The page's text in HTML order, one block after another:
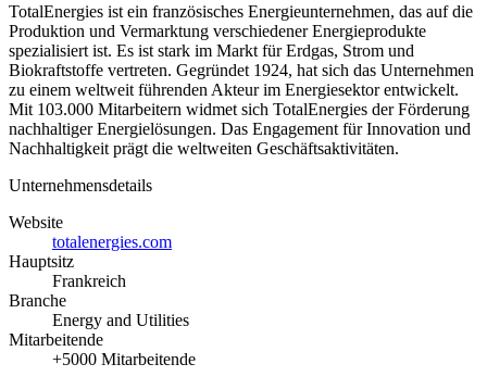
TotalEnergies ist ein französisches Energieunternehmen, das auf die
Produktion und Vermarktung verschiedener Energieprodukte
spezialisiert ist. Es ist stark im Markt für Erdgas, Strom und
Biokraftstoffe vertreten. Gegründet 1924, hat sich das Unternehmen
zu einem weltweit führenden Akteur im Energiesektor entwickelt.
Mit 103.000 Mitarbeitern widmet sich TotalEnergies der Förderung
nachhaltiger Energielösungen. Das Engagement für Innovation und
Nachhaltigkeit prägt die weltweiten Geschäftsaktivitäten.
Unternehmensdetails
Website
totalenergies.com
Hauptsitz
Frankreich
Branche
Energy and Utilities
Mitarbeitende
+5000 Mitarbeitende